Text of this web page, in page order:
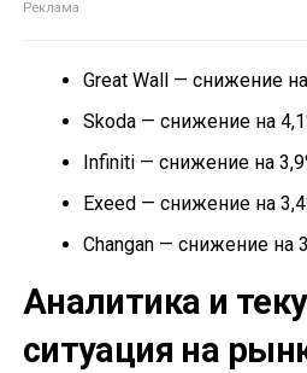
Great Wall — снижение
Skoda — снижение на
Infiniti — снижение на
Exeed — снижение на
Changan — снижение на
Аналитика и
ситуация на